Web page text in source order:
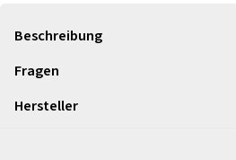
Beschreibung
Fragen
Hersteller